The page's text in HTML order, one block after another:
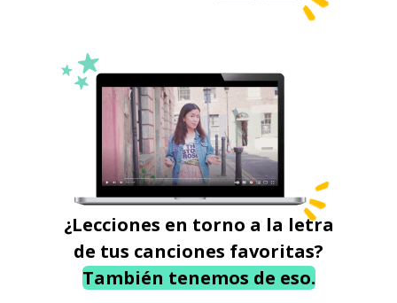
¿Lecciones en torno a la letra
de tus canciones favoritas?
También tenemos de eso.